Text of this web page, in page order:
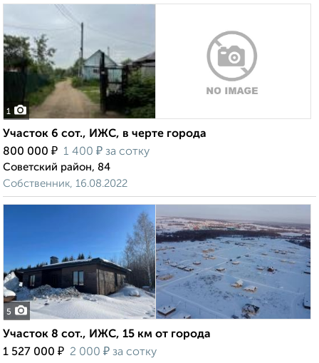
1
Участок 6 сот., ИЖС, в черте города
800 000 ₽ 1 400 ₽ за сотку
Советский район, 84
Собственник, 16.08.2022
5
Участок 8 сот., ИЖС, 15 км от города
1 527 000 ₽ 2 000 ₽ за сотку